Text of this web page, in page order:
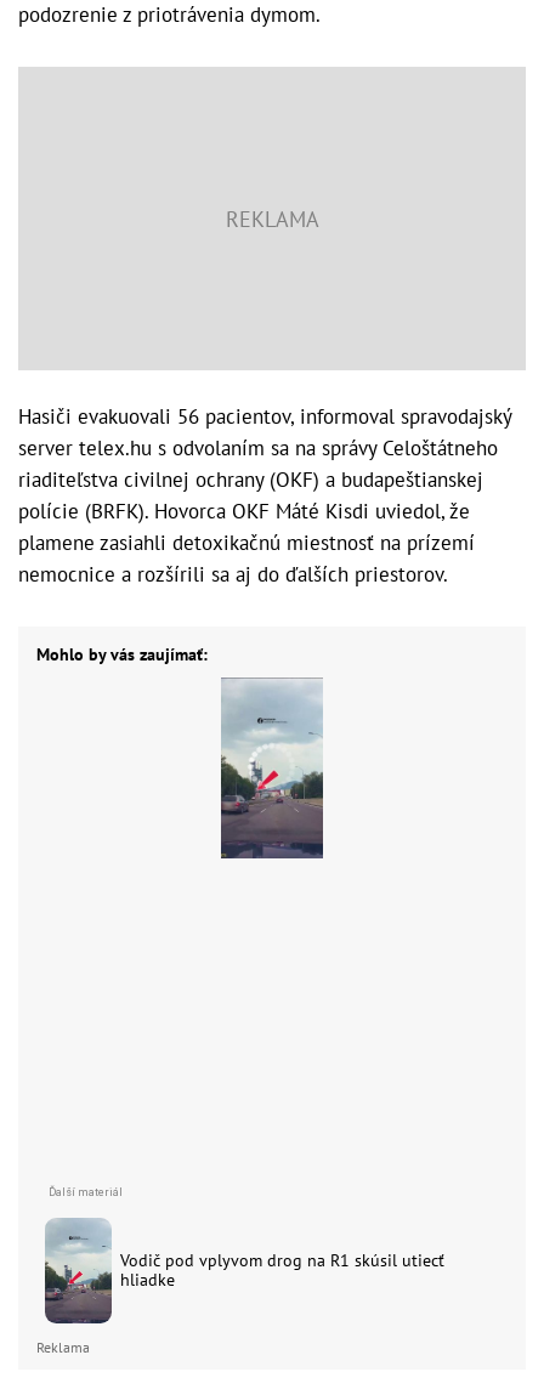
podozrenie z priotrávenia dymom.
Hasiči evakuovali 56 pacientov, informoval spravodajský
server telex.hu s odvolaním sa na správy Celoštátneho
riaditeľstva civilnej ochrany (OKF) a budapeštianskej
polície (BRFK). Hovorca OKF Máté Kisdi uviedol, že
plamene zasiahli detoxikačnú miestnosť na prízemí
nemocnice a rozšírili sa aj do ďalších priestorov.
Mohlo by vás zaujímať:
Vodič pod vplyvom drog na R1 skúsil utiecť
hliadke
Reklama